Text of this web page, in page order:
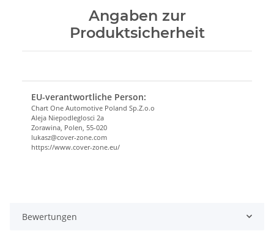
Angaben zur
Produktsicherheit
EU-verantwortliche Person:
Chart One Automotive Poland Sp.Z.o.o
Aleja Niepodleglosci 2a
Zorawina, Polen, 55-020
lukasz@cover-zone.com
https://www.cover-zone.eu/
Bewertungen